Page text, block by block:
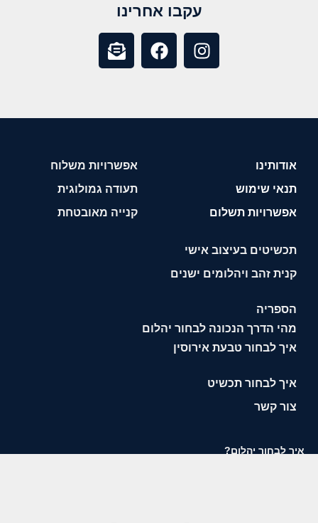
עקבו אחרינו
אודותינו
תנאי שימוש
אפשרויות תשלום
אפשרויות משלוח
תעודה גמולוגית
קנייה מאובטחת
תכשיטים בעיצוב אישי
קנית זהב ויהלומים ישנים
הספריה
מהי הדרך הנכונה לבחור יהלום
איך לבחור טבעת אירוסין
איך לבחור תכשיט
צור קשר
איך לבחור יהלום?